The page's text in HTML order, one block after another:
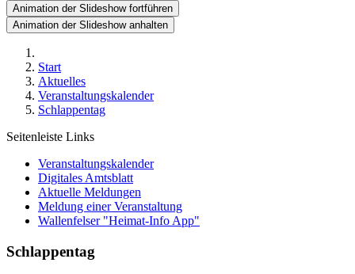
Animation der Slideshow fortführen
Animation der Slideshow anhalten
Start
Aktuelles
Veranstaltungskalender
Schlappentag
Seitenleiste Links
Veranstaltungskalender
Digitales Amtsblatt
Aktuelle Meldungen
Meldung einer Veranstaltung
Wallenfelser "Heimat-Info App"
Schlappentag